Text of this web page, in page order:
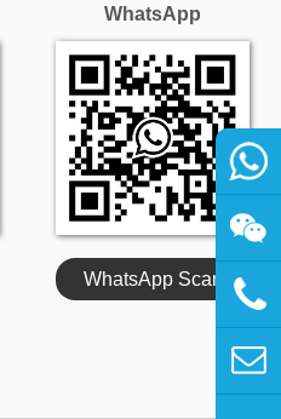
WhatsApp
WhatsApp Scan